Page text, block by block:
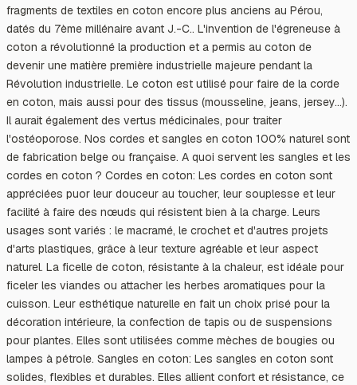
fragments de textiles en coton encore plus anciens au Pérou,
datés du 7ème millénaire avant J.-C.. L'invention de l'égreneuse à
coton a révolutionné la production et a permis au coton de
devenir une matière première industrielle majeure pendant la
Révolution industrielle. Le coton est utilisé pour faire de la corde
en coton, mais aussi pour des tissus (mousseline, jeans, jersey...).
Il aurait également des vertus médicinales, pour traiter
l'ostéoporose. Nos cordes et sangles en coton 100% naturel sont
de fabrication belge ou française. A quoi servent les sangles et les
cordes en coton ? Cordes en coton: Les cordes en coton sont
appréciées puor leur douceur au toucher, leur souplesse et leur
facilité à faire des nœuds qui résistent bien à la charge. Leurs
usages sont variés : le macramé, le crochet et d'autres projets
d'arts plastiques, grâce à leur texture agréable et leur aspect
naturel. La ficelle de coton, résistante à la chaleur, est idéale pour
ficeler les viandes ou attacher les herbes aromatiques pour la
cuisson. Leur esthétique naturelle en fait un choix prisé pour la
décoration intérieure, la confection de tapis ou de suspensions
pour plantes. Elles sont utilisées comme mèches de bougies ou
lampes à pétrole. Sangles en coton: Les sangles en coton sont
solides, flexibles et durables. Elles allient confort et résistance, ce